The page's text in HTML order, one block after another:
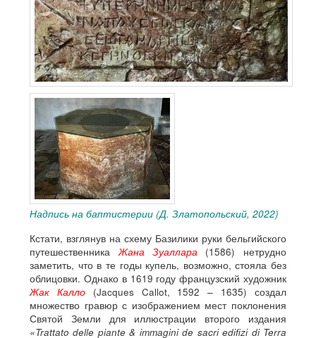
Надпись на баптистерии (Д. Златопольский, 2022)
Кстати, взглянув на схему Базилики руки бельгийского
путешественникаЖана Зуаллара (1586) нетрудно
заметить, что в те годы купель, возможно, стояла без
облицовки. Однако в 1619 году французский художник
Жак Калло(Jacques Callot, 1592 – 1635) создал
множество гравюр с изображением мест поклонения
Святой Земли для иллюстрации второго издания
«Trattato delle piante & immagini de sacri edifizi di Terra